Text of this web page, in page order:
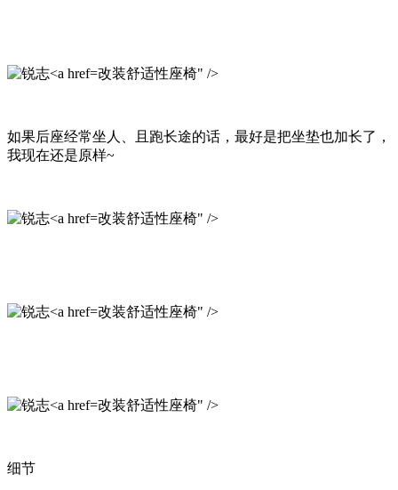
改装舒适性座椅" />
如果后座经常坐人、且跑长途的话，最好是把坐垫也加长了，
我现在还是原样~
改装舒适性座椅" />
改装舒适性座椅" />
改装舒适性座椅" />
细节